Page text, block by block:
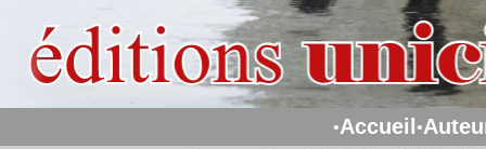
•Accueil •